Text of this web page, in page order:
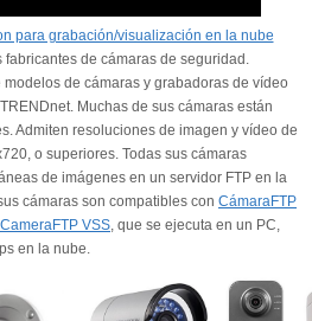
para grabación/visualización en la nube
de cámaras de seguridad.
de cámaras y grabadoras de vídeo
Muchas de sus cámaras están
Admiten resoluciones de imagen y vídeo de
o superiores. Todas sus cámaras
de imágenes en un servidor FTP en la
cámaras son compatibles con CámaraFTP
VSS, que se ejecuta en un PC,
en la nube.